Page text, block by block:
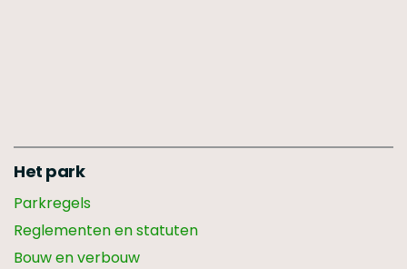
Het park
Parkregels
Reglementen en statuten
Bouw en verbouw